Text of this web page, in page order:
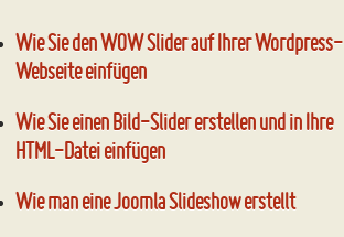
Wie Sie den WOW Slider auf Ihrer Wordpress-
Webseite einfügen
Wie Sie einen Bild-Slider erstellen und in Ihre
HTML-Datei einfügen
Wie man eine Joomla Slideshow erstellt